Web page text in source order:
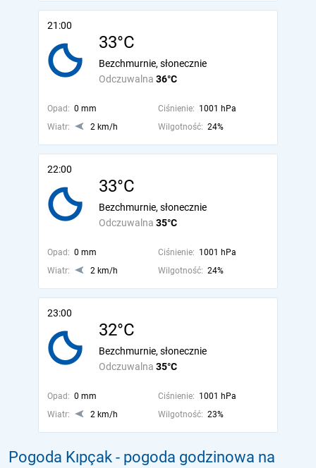
21:00
33°C
Odczuwalna 36°C
Bezchmurnie, słonecznie
Opad: 0 mm Ciśnienie: 1001 hPa
Wiatr:
2 km/h Wilgotność: 24%
22:00
33°C
Odczuwalna 35°C
Bezchmurnie, słonecznie
Opad: 0 mm Ciśnienie: 1001 hPa
Wiatr:
2 km/h Wilgotność: 24%
23:00
32°C
Odczuwalna 35°C
Bezchmurnie, słonecznie
Opad: 0 mm Ciśnienie: 1001 hPa
Wiatr:
2 km/h Wilgotność: 23%
Pogoda Kıpçak - pogoda godzinowa na